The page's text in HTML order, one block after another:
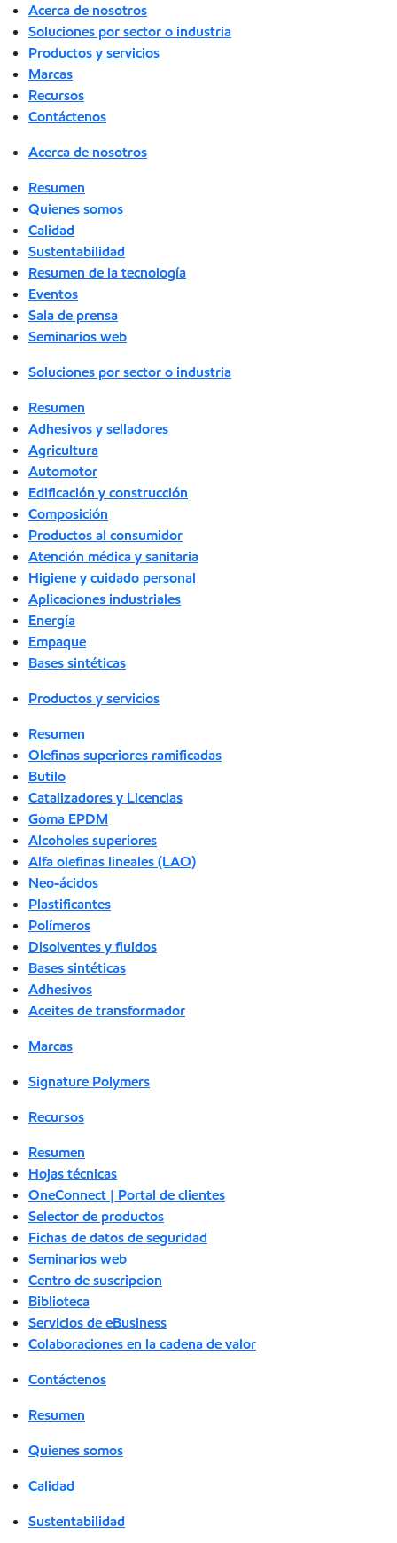
Acerca de nosotros
Soluciones por sector o industria
Productos y servicios
Marcas
Recursos
Contáctenos
Acerca de nosotros
Resumen
Quienes somos
Calidad
Sustentabilidad
Resumen de la tecnología
Eventos
Sala de prensa
Seminarios web
Soluciones por sector o industria
Resumen
Adhesivos y selladores
Agricultura
Automotor
Edificación y construcción
Composición
Productos al consumidor
Atención médica y sanitaria
Higiene y cuidado personal
Aplicaciones industriales
Energía
Empaque
Bases sintéticas
Productos y servicios
Resumen
Olefinas superiores ramificadas
Butilo
Catalizadores y Licencias
Goma EPDM
Alcoholes superiores
Alfa olefinas lineales (LAO)
Neo-ácidos
Plastificantes
Polímeros
Disolventes y fluidos
Bases sintéticas
Adhesivos
Aceites de transformador
Marcas
Signature Polymers
Recursos
Resumen
Hojas técnicas
OneConnect | Portal de clientes
Selector de productos
Fichas de datos de seguridad
Seminarios web
Centro de suscripcion
Biblioteca
Servicios de eBusiness
Colaboraciones en la cadena de valor
Contáctenos
Resumen
Quienes somos
Calidad
Sustentabilidad